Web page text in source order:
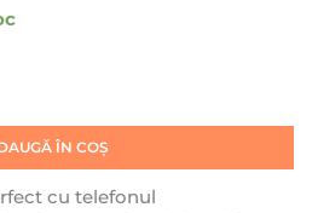
ÎN COȘ
cu telefonul